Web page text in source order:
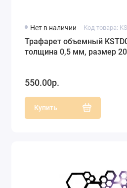
Нет в наличии Код товара:
Трафарет объемный
толщина 0,5 мм, размер
550.00р.
Купить